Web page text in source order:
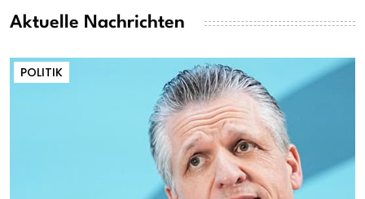
Aktuelle Nachrichten
POLITIK